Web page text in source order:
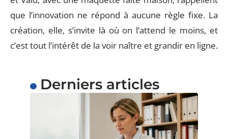
que l’innovation ne répond à aucune règle fixe. La
création, elle, s’invite là où on l’attend le moins, et
c’est tout l’intérêt de la voir naître et grandir en ligne.
Derniers articles